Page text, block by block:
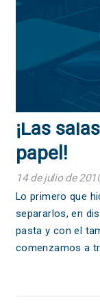
¡Las
papel!
14 de julio de
Lo primero que
separarlos, en
pasta y con el
comenzamos a